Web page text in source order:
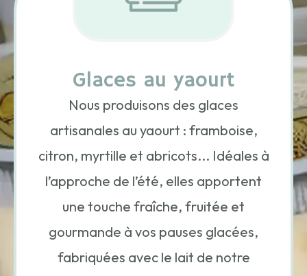
Glaces au yaourt
Nous produisons des glaces
artisanales au yaourt : framboise,
citron, myrtille et abricots... Idéales à
l’approche de l’été, elles apportent
une touche fraîche, fruitée et
gourmande à vos pauses glacées,
fabriquées avec le lait de notre